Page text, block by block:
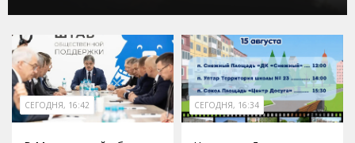
СЕГОДНЯ, 16:42 СЕГОДНЯ, 16:34